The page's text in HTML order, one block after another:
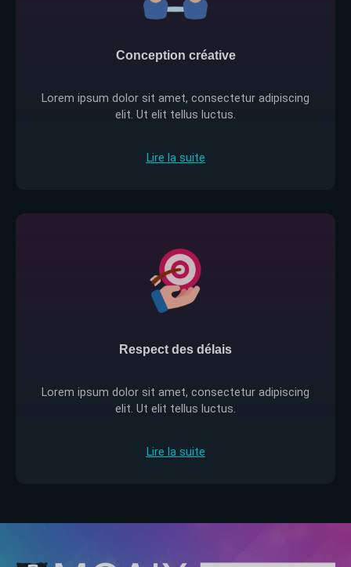
Conception créative
Lorem ipsum dolor sit amet, consectetur adipiscing
elit. Ut elit tellus luctus.
Lire la suite
Respect des délais
Lorem ipsum dolor sit amet, consectetur adipiscing
elit. Ut elit tellus luctus.
Lire la suite